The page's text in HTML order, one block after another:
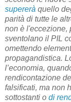
supererà quello
parità di tutte le
non è l'eccezione,
sventolano il PIL
omettendo
propagandistica.
l’economia,
rendicontazione
falsificati, ma non
sottostanti o di